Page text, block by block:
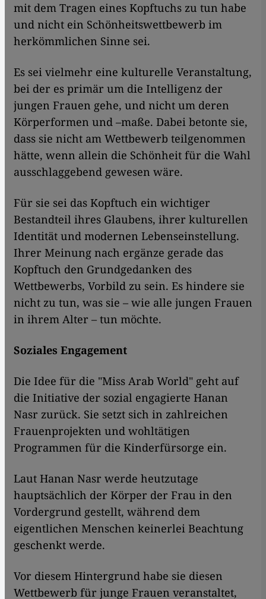
mit dem Tragen eines Kopftuchs zu tun habe
und nicht ein Schönheitswettbewerb im
herkömmlichen Sinne sei.
Es sei vielmehr eine kulturelle Veranstaltung,
bei der es primär um die Intelligenz der
jungen Frauen gehe, und nicht um deren
Körperformen und –maße. Dabei betonte sie,
dass sie nicht am Wettbewerb teilgenommen
hätte, wenn allein die Schönheit für die Wahl
ausschlaggebend gewesen wäre.
Für sie sei das Kopftuch ein wichtiger
Bestandteil ihres Glaubens, ihrer kulturellen
Identität und modernen Lebenseinstellung.
Ihrer Meinung nach ergänze gerade das
Kopftuch den Grundgedanken des
Wettbewerbs, Vorbild zu sein. Es hindere sie
nicht zu tun, was sie – wie alle jungen Frauen
in ihrem Alter – tun möchte.
Soziales Engagement
Die Idee für die "Miss Arab World" geht auf
die Initiative der sozial engagierte Hanan
Nasr zurück. Sie setzt sich in zahlreichen
Frauenprojekten und wohltätigen
Programmen für die Kinderfürsorge ein.
Laut Hanan Nasr werde heutzutage
hauptsächlich der Körper der Frau in den
Vordergrund gestellt, während dem
eigentlichen Menschen keinerlei Beachtung
geschenkt werde.
Vor diesem Hintergrund habe sie diesen
Wettbewerb für junge Frauen veranstaltet,